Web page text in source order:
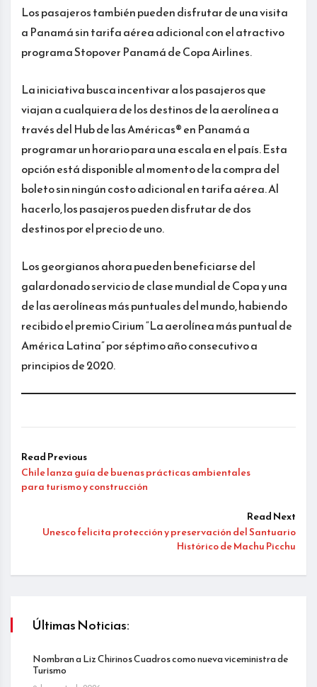
Los pasajeros también pueden disfrutar de una visita
a Panamá sin tarifa aérea adicional con el atractivo
programa Stopover Panamá de Copa Airlines.
La iniciativa busca incentivar a los pasajeros que
viajan a cualquiera de los destinos de la aerolínea a
través del Hub de las Américas® en Panamá a
programar un horario para una escala en el país. Esta
opción está disponible al momento de la compra del
boleto sin ningún costo adicional en tarifa aérea. Al
hacerlo, los pasajeros pueden disfrutar de dos
destinos por el precio de uno.
Los georgianos ahora pueden beneficiarse del
galardonado servicio de clase mundial de Copa y una
de las aerolíneas más puntuales del mundo, habiendo
recibido el premio Cirium “La aerolínea más puntual de
América Latina” por séptimo año consecutivo a
principios de 2020.
Read Previous
Chile lanza guía de buenas prácticas ambientales
para turismo y construcción
Read Next
Unesco felicita protección y preservación del Santuario
Histórico de Machu Picchu
Últimas Noticias:
Nombran a Liz Chirinos Cuadros como nueva viceministra de
Turismo